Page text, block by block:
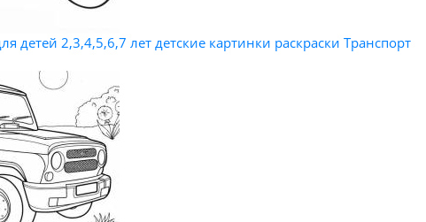
детей 2,3,4,5,6,7 лет детские картинки раскраски Транспорт